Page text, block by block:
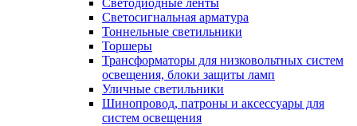
Светодиодные ленты
Светосигнальная арматура
Тоннельные светильники
Торшеры
Трансформаторы для низковольтных систем
освещения, блоки защиты ламп
Уличные светильники
Шинопровод, патроны и аксессуары для
систем освещения